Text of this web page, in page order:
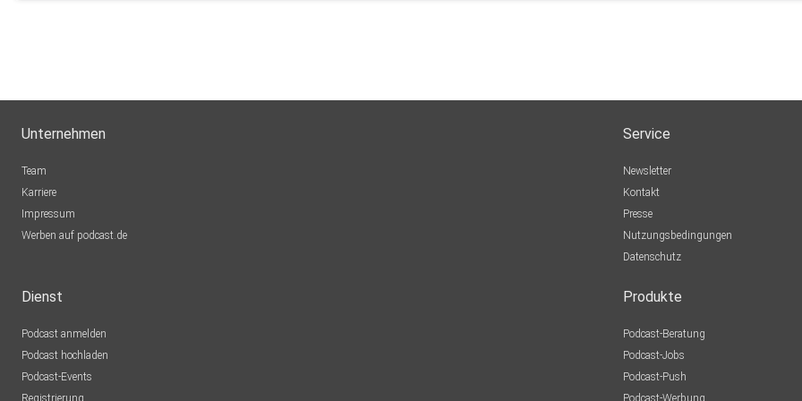
Hosted on Acast. See acast.com/privacy for more information.
Unternehmen
Team
Karriere
Impressum
Werben auf podcast.de
Service
Newsletter
Kontakt
Presse
Nutzungsbedingungen
Datenschutz
Dienst
Podcast anmelden
Podcast hochladen
Podcast-Events
Registrierung
Produkte
Podcast-Beratung
Podcast-Jobs
Podcast-Push
Podcast-Werbung